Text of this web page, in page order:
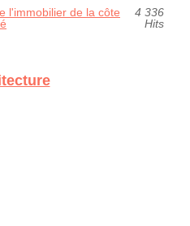
l'immobilier de la côte
4 336
Hits